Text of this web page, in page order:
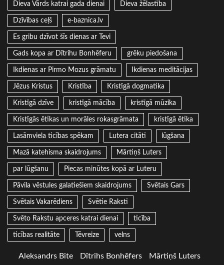
Dieva Vārds katrai gada dienai Dieva žēlastība
Dzīvības ceļš e-baznica.lv
Es gribu dzīvot šīs dienas ar Tevi
Gads kopa ar Dītrihu Bonhēferu grēku piedošana
Ikdienas ar Pirmo Mozus grāmatu Ikdienas meditācijas
Jēzus Kristus Kristība Kristīgā dogmatika
Kristīgā dzīve kristīgā mācība kristīgā mūzika
Kristīgās ētikas un morāles rokasgrāmata kristīgā ētika
Lasāmviela ticības spēkam Lutera citāti lūgšana
Mazā katehisma skaidrojums Mārtiņš Luters
par lūgšanu Piecas minūtes kopā ar Luteru
Pāvila vēstules galatiešiem skaidrojums Svētais Gars
Svētais Vakarēdiens Svētie Raksti
Svēto Rakstu apceres katrai dienai ticība
ticības realitāte Tēvreize velns
Aleksandrs Bite Dītrihs Bonhēfers
Mārtiņš Luters